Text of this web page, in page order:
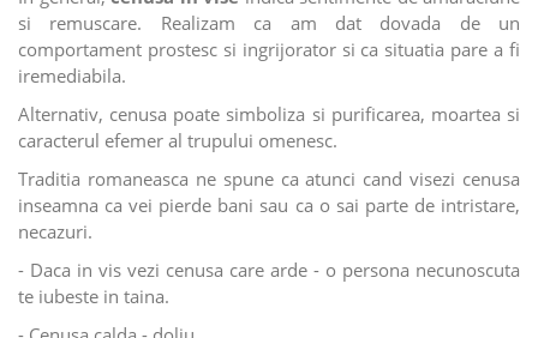
si remuscare. Realizam ca am dat dovada de un
comportament prostesc si ingrijorator si ca situatia pare a fi
iremediabila.
Alternativ, cenusa poate simboliza si purificarea, moartea si
caracterul efemer al trupului omenesc.
Traditia romaneasca ne spune ca atunci cand visezi cenusa
inseamna ca vei pierde bani sau ca o sai parte de intristare,
necazuri.
- Daca in vis vezi cenusa care arde - o persona necunoscuta
te iubeste in taina.